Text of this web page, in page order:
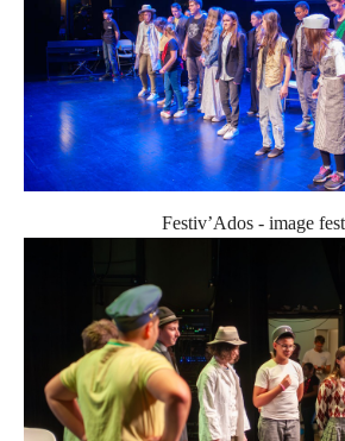
Festiv’Ados - image